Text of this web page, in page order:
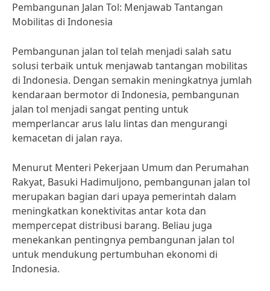
Pembangunan Jalan Tol: Menjawab Tantangan
Mobilitas di Indonesia
Pembangunan jalan tol telah menjadi salah satu
solusi terbaik untuk menjawab tantangan mobilitas
di Indonesia. Dengan semakin meningkatnya jumlah
kendaraan bermotor di Indonesia, pembangunan
jalan tol menjadi sangat penting untuk
memperlancar arus lalu lintas dan mengurangi
kemacetan di jalan raya.
Menurut Menteri Pekerjaan Umum dan Perumahan
Rakyat, Basuki Hadimuljono, pembangunan jalan tol
merupakan bagian dari upaya pemerintah dalam
meningkatkan konektivitas antar kota dan
mempercepat distribusi barang. Beliau juga
menekankan pentingnya pembangunan jalan tol
untuk mendukung pertumbuhan ekonomi di
Indonesia.